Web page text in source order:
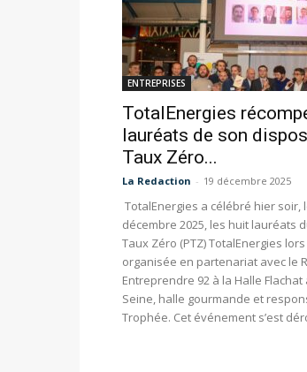
ENTREPRISES
TotalEnergies
lauréats de son
Taux Zéro...
La Redaction - 19 décembre 2025
TotalEnergies a célébré hier soir,
décembre 2025, les huit lauréats
Taux Zéro (PTZ) TotalEnergies
organisée en partenariat avec le
Entreprendre 92 à la Halle
Seine, halle gourmande et
Trophée. Cet événement s’est